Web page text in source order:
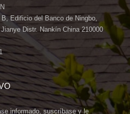
Edificio del Banco de Ningbo,
Distr. Nankín China 210000
informado, suscríbase y le